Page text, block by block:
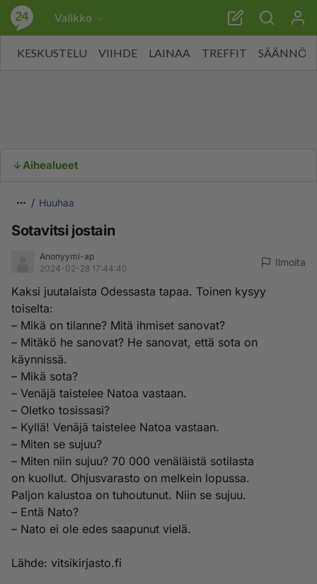
Valikko
KESKUSTELU VIIHDE LAINAA TREFFIT SÄÄNNÖT
Aihealueet
Huuhaa
Sotavitsi jostain
Anonyymi-ap
2024-02-28 17:44:40
Ilmoita
Kaksi juutalaista Odessasta tapaa. Toinen kysyy
toiselta:
– Mikä on tilanne? Mitä ihmiset sanovat?
– Mitäkö he sanovat? He sanovat, että sota on
käynnissä.
– Mikä sota?
– Venäjä taistelee Natoa vastaan.
– Oletko tosissasi?
– Kyllä! Venäjä taistelee Natoa vastaan.
– Miten se sujuu?
– Miten niin sujuu? 70 000 venäläistä sotilasta
on kuollut. Ohjusvarasto on melkein lopussa.
Paljon kalustoa on tuhoutunut. Niin se sujuu.
– Entä Nato?
– Nato ei ole edes saapunut vielä.
Lähde: vitsikirjasto.fi